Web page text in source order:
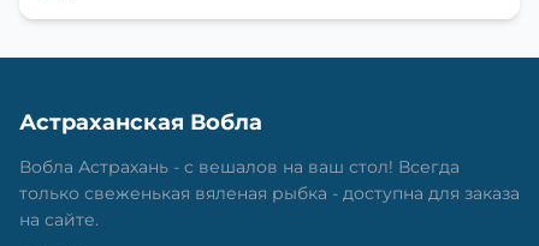
Астраханская Вобла
Вобла Астрахань - с вешалов на ваш стол! Всегда
только свеженькая вяленая рыбка - доступна для заказа
на сайте.